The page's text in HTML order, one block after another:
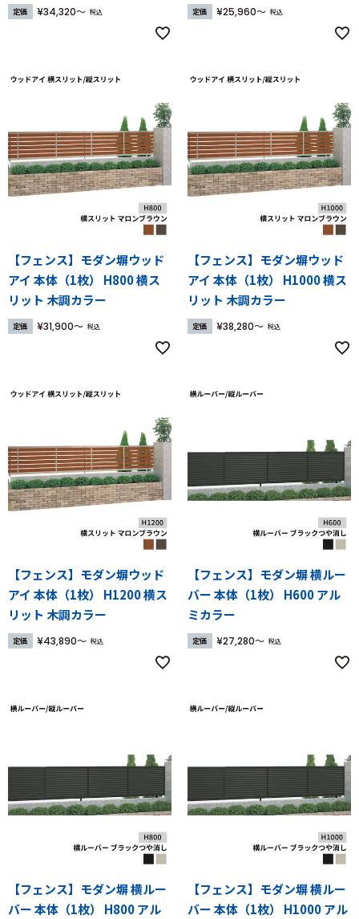
定価 ¥34,320 税込 定価 ¥25,960 税込
【フェンス】モダン塀ウッド
アイ 本体（1枚） H800 横ス
リット 木調カラー
定価 ¥31,900 税込
【フェンス】モダン塀ウッド
アイ 本体（1枚） H1000 横ス
リット 木調カラー
定価 ¥38,280 税込
【フェンス】モダン塀ウッド
アイ 本体（1枚） H1200 横ス
リット 木調カラー
定価 ¥43,890 税込
【フェンス】モダン塀 横ルー
バー 本体（1枚） H600 アル
ミカラー
定価 ¥27,280 税込
【フェンス】モダン塀 横ルー
バー 本体（1枚） H800 アル
【フェンス】モダン塀 横ルー
バー 本体（1枚） H1000 アル